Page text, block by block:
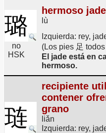
璐
no
HSK
hermoso jade
lù
Izquierda: rey,
(Los pies 足
El jade está en
hermoso.
琏
recipiente
contener
grano
liǎn
Izquierda: rey,